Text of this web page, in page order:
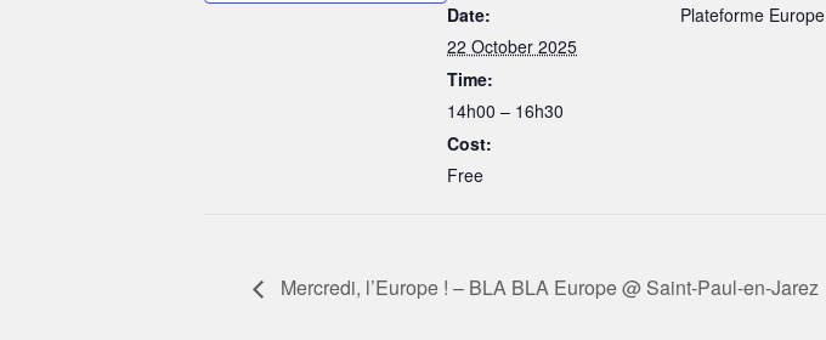
Date:
22 October 2025
Time:
14h00 – 16h30
Cost:
Free
Plateforme Europe
Mercredi, l’Europe ! – BLA BLA Europe @ Saint-Paul-en-Jarez